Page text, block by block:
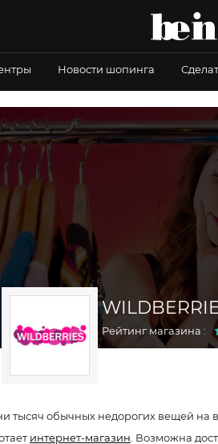
Новости шопинга
Рейтинг магазина :
тысяч обычных недорогих вещей на
интернет-магазин . Возможна